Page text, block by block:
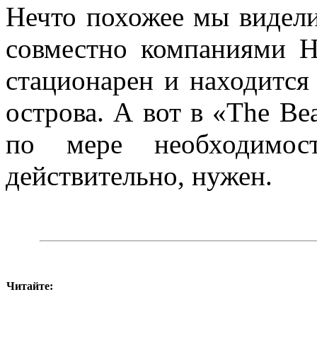
Нечто похожее мы
совместно
стационарен и
острова. А вот в «The
по мере
действительно, нужен.
Читайте: